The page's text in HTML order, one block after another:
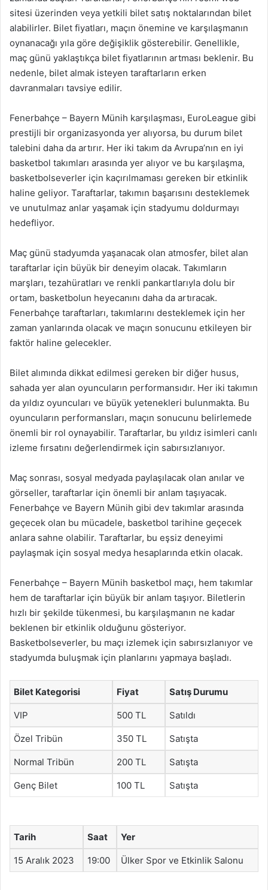
sitesi üzerinden veya yetkili bilet satış noktalarından bilet
alabilirler. Bilet fiyatları, maçın önemine ve karşılaşmanın
oynanacağı yıla göre değişiklik gösterebilir. Genellikle,
maç günü yaklaştıkça bilet fiyatlarının artması beklenir. Bu
nedenle, bilet almak isteyen taraftarların erken
davranmaları tavsiye edilir.
Fenerbahçe – Bayern Münih karşılaşması, EuroLeague gibi
prestijli bir organizasyonda yer alıyorsa, bu durum bilet
talebini daha da artırır. Her iki takım da Avrupa’nın en iyi
basketbol takımları arasında yer alıyor ve bu karşılaşma,
basketbolseverler için kaçırılmaması gereken bir etkinlik
haline geliyor. Taraftarlar, takımın başarısını desteklemek
ve unutulmaz anlar yaşamak için stadyumu doldurmayı
hedefliyor.
Maç günü stadyumda yaşanacak olan atmosfer, bilet alan
taraftarlar için büyük bir deneyim olacak. Takımların
marşları, tezahüratları ve renkli pankartlarıyla dolu bir
ortam, basketbolun heyecanını daha da artıracak.
Fenerbahçe taraftarları, takımlarını desteklemek için her
zaman yanlarında olacak ve maçın sonucunu etkileyen bir
faktör haline gelecekler.
Bilet alımında dikkat edilmesi gereken bir diğer husus,
sahada yer alan oyuncuların performansıdır. Her iki takımın
da yıldız oyuncuları ve büyük yetenekleri bulunmakta. Bu
oyuncuların performansları, maçın sonucunu belirlemede
önemli bir rol oynayabilir. Taraftarlar, bu yıldız isimleri canlı
izleme fırsatını değerlendirmek için sabırsızlanıyor.
Maç sonrası, sosyal medyada paylaşılacak olan anılar ve
görseller, taraftarlar için önemli bir anlam taşıyacak.
Fenerbahçe ve Bayern Münih gibi dev takımlar arasında
geçecek olan bu mücadele, basketbol tarihine geçecek
anlara sahne olabilir. Taraftarlar, bu eşsiz deneyimi
paylaşmak için sosyal medya hesaplarında etkin olacak.
Fenerbahçe – Bayern Münih basketbol maçı, hem takımlar
hem de taraftarlar için büyük bir anlam taşıyor. Biletlerin
hızlı bir şekilde tükenmesi, bu karşılaşmanın ne kadar
beklenen bir etkinlik olduğunu gösteriyor.
Basketbolseverler, bu maçı izlemek için sabırsızlanıyor ve
stadyumda buluşmak için planlarını yapmaya başladı.
Bilet Kategorisi Fiyat Satış Durumu
VIP 500 TL Satıldı
Özel Tribün 350 TL Satışta
Normal Tribün 200 TL Satışta
Genç Bilet 100 TL Satışta
Tarih Saat Yer
15 Aralık 2023 19:00 Ülker Spor ve Etkinlik Salonu